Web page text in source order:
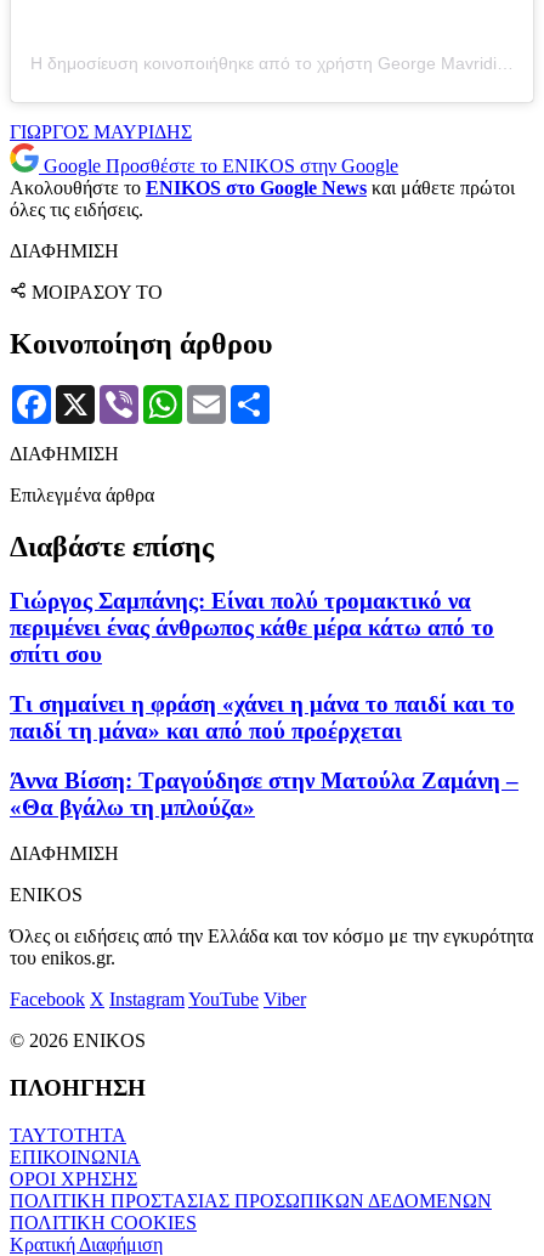
Η δημοσίευση κοινοποιήθηκε από το χρήστη George Mavridis (@georgemavridis_tattooligans)
ΓΙΩΡΓΟΣ ΜΑΥΡΙΔΗΣ
Google Προσθέστε το ENIKOS στην Google
Ακολουθήστε το ENIKOS στο Google News και μάθετε πρώτοι
όλες τις ειδήσεις.
ΔΙΑΦΗΜΙΣΗ
ΜΟΙΡΑΣΟΥ ΤΟ
Κοινοποίηση άρθρου
Facebook
X Viber WhatsApp
Email
ΔΙΑΦΗΜΙΣΗ
Επιλεγμένα άρθρα
Διαβάστε επίσης
Γιώργος Σαμπάνης: Eίναι πολύ τρομακτικό να
περιμένει ένας άνθρωπος κάθε μέρα κάτω από το
σπίτι σου
Τι σημαίνει η φράση «χάνει η μάνα το παιδί και το
παιδί τη μάνα» και από πού προέρχεται
Άννα Βίσση: Τραγούδησε στην Ματούλα Ζαμάνη –
«Θα βγάλω τη μπλούζα»
ΔΙΑΦΗΜΙΣΗ
ENIKOS
Όλες οι ειδήσεις από την Ελλάδα και τον κόσμο με την εγκυρότητα
του enikos.gr.
Facebook X InstagramYouTube Viber
© 2026 ENIKOS
ΠΛΟΗΓΗΣΗ
ΤΑΥΤΟΤΗΤΑ
ΕΠΙΚΟΙΝΩΝΙΑ
ΟΡΟΙ ΧΡΗΣΗΣ
ΠΟΛΙΤΙΚΗ ΠΡΟΣΤΑΣΙΑΣ ΠΡΟΣΩΠΙΚΩΝ ΔΕΔΟΜΕΝΩΝ
ΠΟΛΙΤΙΚΗ COOKIES
Κρατική Διαφήμιση